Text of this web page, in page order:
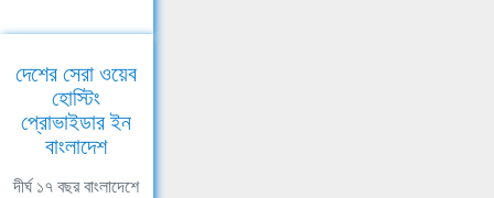
দেশের সেরা ওয়েব
হোস্টিং
প্রোভাইডার ইন
বাংলাদেশ
দীর্ঘ ১৭ বছর বাংলাদেশে